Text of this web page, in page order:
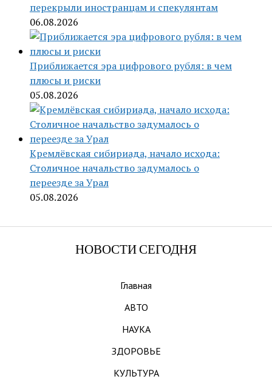
перекрыли иностранцам и спекулянтам
06.08.2026
Приближается эра цифрового рубля: в чем
плюсы и риски
05.08.2026
Кремлёвская сибириада, начало исхода:
Столичное начальство задумалось о
переезде за Урал
05.08.2026
НОВОСТИ СЕГОДНЯ
Главная
АВТО
НАУКА
ЗДОРОВЬЕ
КУЛЬТУРА